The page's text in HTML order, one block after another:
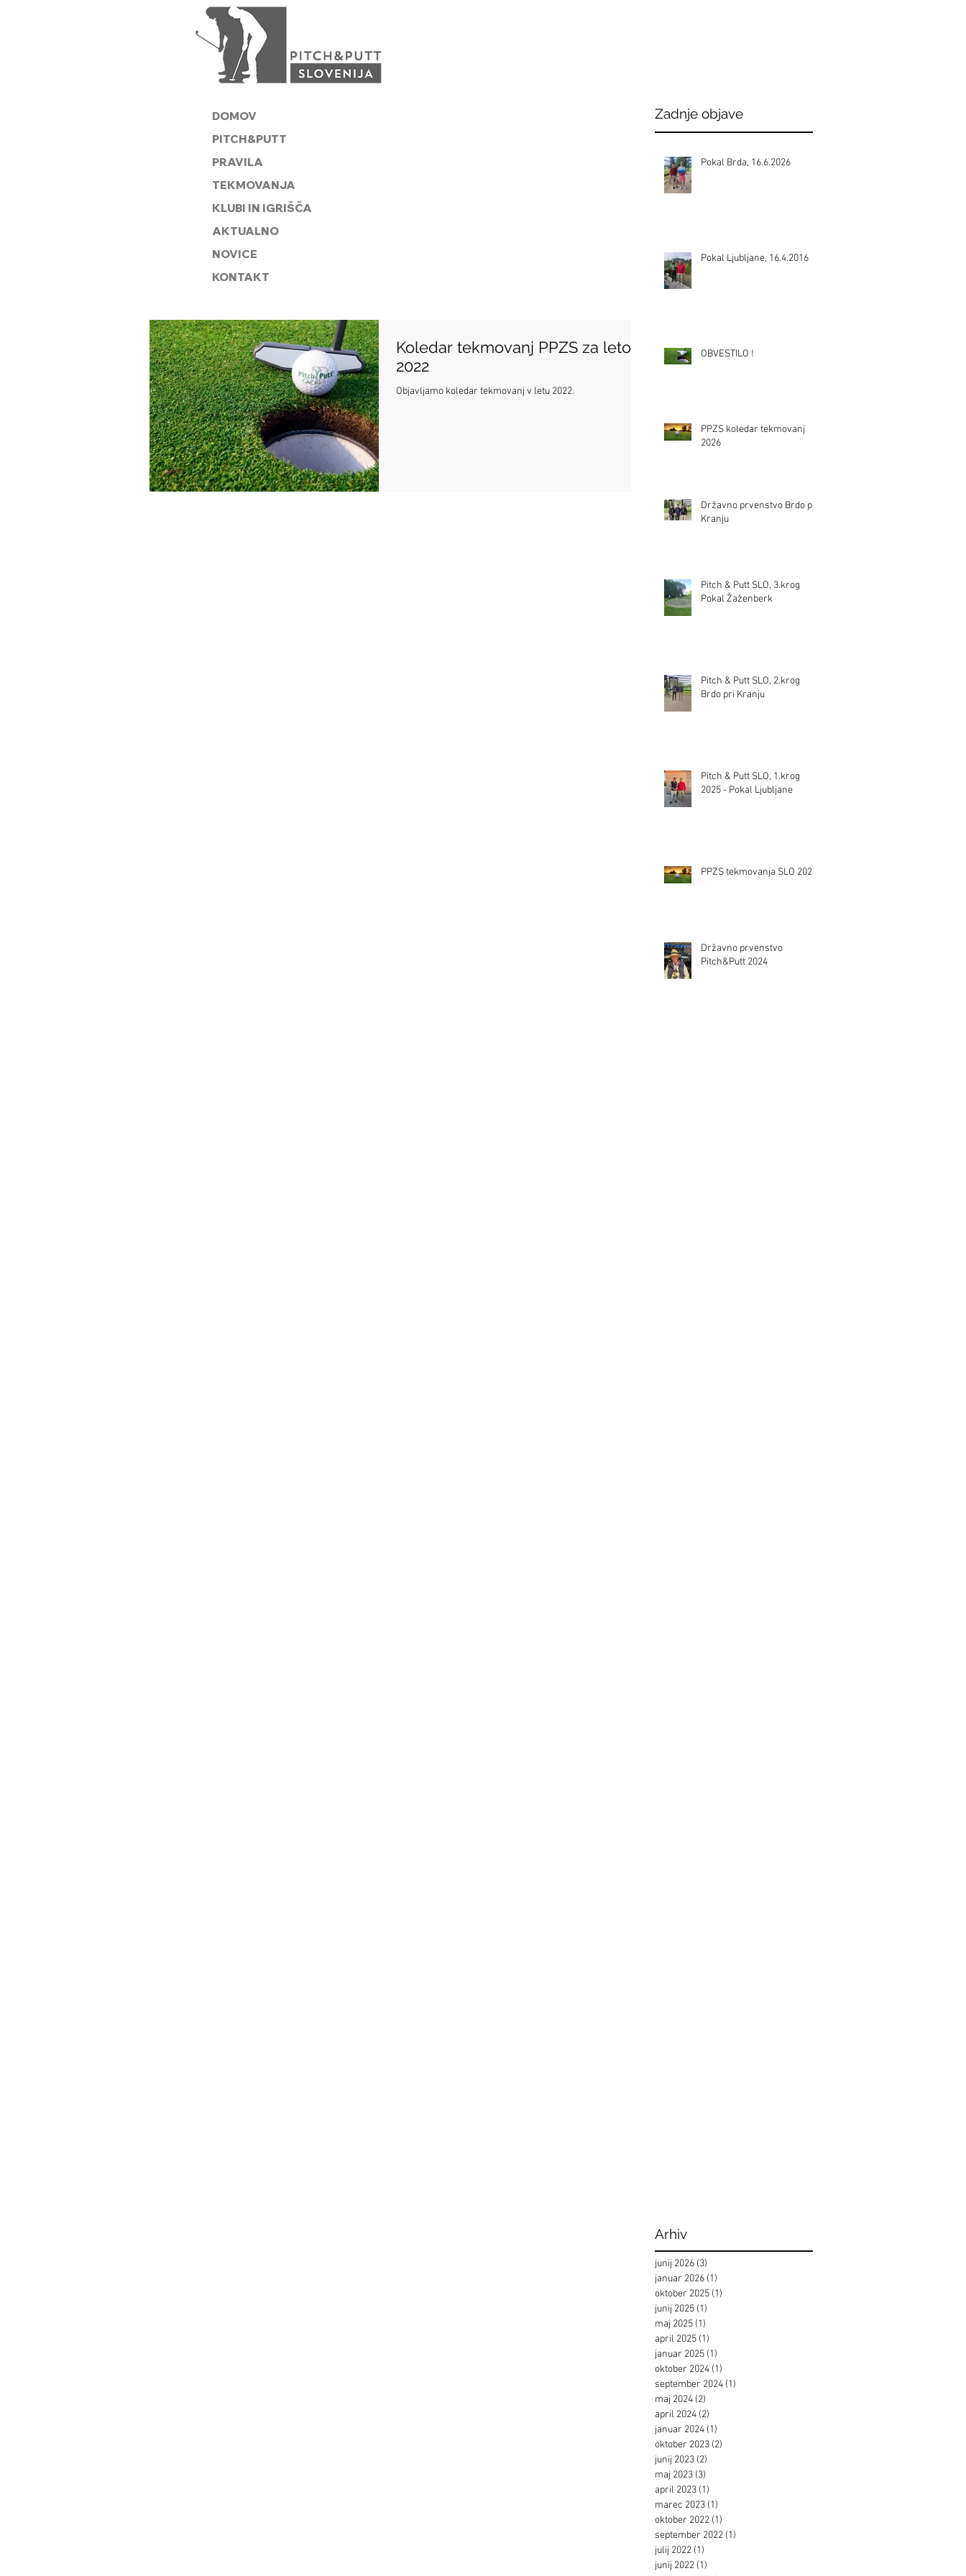
Zadnje objave
Koledar tekmovanj PPZS za leto
2022
Objavljamo koledar tekmovanj v letu 2022.
Pokal Brda, 16.6.2026
Pokal Ljubljane, 16.4.2016
OBVESTILO !
PPZS koledar tekmovanj
2026
Državno prvenstvo Brdo pri
Kranju
Pitch & Putt SLO, 3.krog
Pokal Žaženberk
Pitch & Putt SLO, 2.krog
Brdo pri Kranju
Pitch & Putt SLO, 1.krog
2025 - Pokal Ljubljane
PPZS tekmovanja SLO 2025
Državno prvenstvo
Pitch&Putt 2024
Arhiv
junij 2026 (3)
januar 2026 (1)
oktober 2025 (1)
junij 2025 (1)
maj 2025 (1)
april 2025 (1)
januar 2025 (1)
oktober 2024 (1)
september 2024 (1)
maj 2024 (2)
april 2024 (2)
januar 2024 (1)
oktober 2023 (2)
junij 2023 (2)
maj 2023 (3)
april 2023 (1)
marec 2023 (1)
oktober 2022 (1)
september 2022 (1)
julij 2022 (1)
junij 2022 (1)
DOMOV
PITCH&PUTT
PRAVILA
TEKMOVANJA
KLUBI IN IGRIŠČA
AKTUALNO
NOVICE
KONTAKT